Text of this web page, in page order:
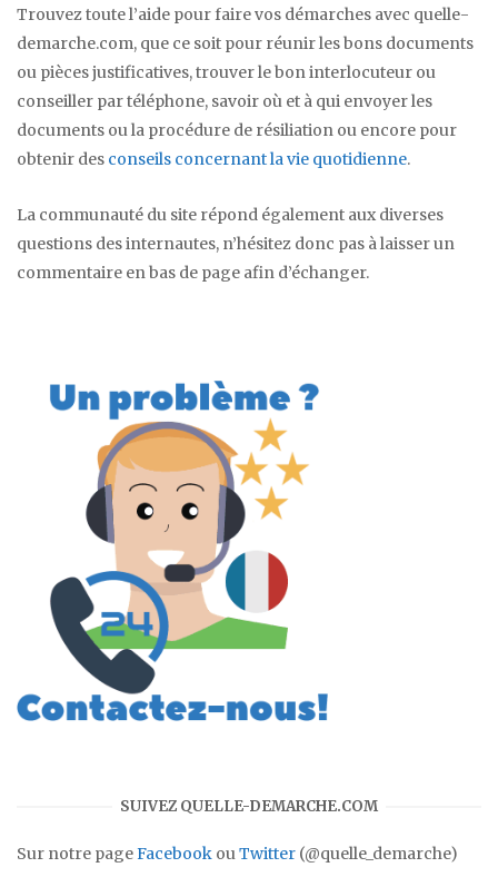
Trouvez toute l’aide pour faire vos démarches avec quelle-
demarche.com, que ce soit pour réunir les bons documents
ou pièces justificatives, trouver le bon interlocuteur ou
conseiller par téléphone, savoir où et à qui envoyer les
documents ou la procédure de résiliation ou encore pour
obtenir des conseils concernant la vie quotidienne.
La communauté du site répond également aux diverses
questions des internautes, n’hésitez donc pas à laisser un
commentaire en bas de page afin d’échanger.
SUIVEZ QUELLE-DEMARCHE.COM
Sur notre pageFacebook ouTwitter (@quelle_demarche)